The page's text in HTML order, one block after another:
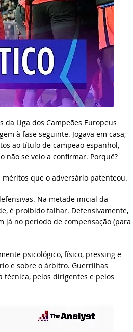
Liga dos Campeões Europeus
à fase seguinte. Jogava em casa,
ao título de campeão espanhol,
não se veio a confirmar. Porquê?
que o adversário patenteou.
Na metade inicial da
é proibido falhar. Defensivamente,
já no período de compensação (para
psicológico, físico, pressing e
e sobre o árbitro. Guerrilhas
pelos dirigentes e pelos